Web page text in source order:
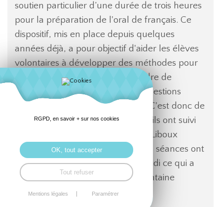
soutien particulier d’une durée de trois heures
pour la préparation de l'oral de français. Ce
dispositif, mis en place depuis quelques
années déjà, a pour objectif d'aider les élèves
volontaires à développer des méthodes pour
les aider à réviser le bac et prendre de
l’assurance pour faire face aux questions
susceptibles de leur être posées. C'est donc de
façon studieuse et concentrée qu'ils ont suivi
les conseils de Mmes Sebal et Le Liboux
pendant trois heures. Deux autres séances ont
été réalisées le mercredi après-midi ce qui a
permis d'accompagner une soixantaine
d'élèves au total.
RGPD, en savoir + sur nos cookies
OK, tout accepter
Tout refuser
Mentions légales Paramétrer